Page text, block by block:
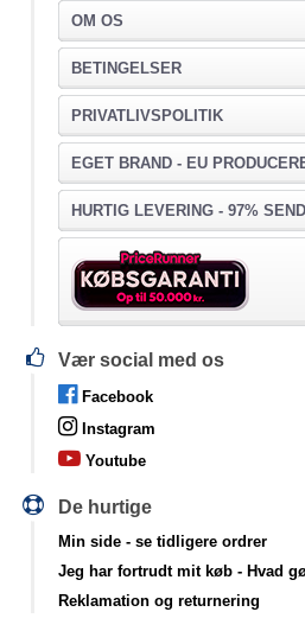
OM OS
BETINGELSER
PRIVATLIVSPOLITIK
EGET BRAND - EU
HURTIG LEVERING - 97%
Vær social med os
Facebook
Instagram
Youtube
De hurtige
Min side - se tidligere ordrer
Jeg har fortrudt mit køb - Hvad
Reklamation og returnering